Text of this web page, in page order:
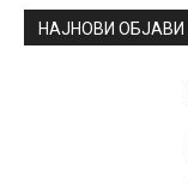
НАЈНОВИ ОБЈАВИ